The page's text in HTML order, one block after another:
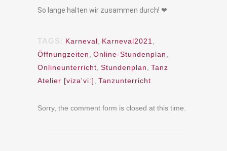
So lange halten wir zusammen durch! ❤︎
TAGS: Karneval Karneval2021
Öffnungzeiten
Online-Stundenplan
Onlineunterricht Stundenplan
Tanz
Atelier [viza'vi:]
Tanzunterricht
Sorry, the comment form is closed at this time.